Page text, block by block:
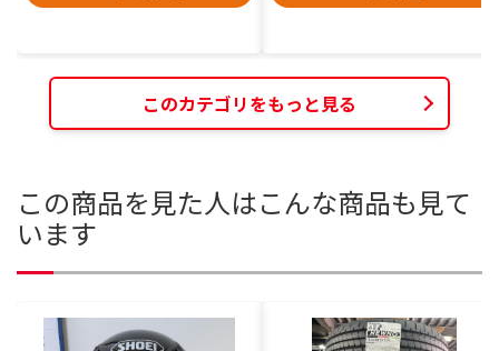
このカテゴリをもっと見る
この商品を見た人はこんな商品も見て
います